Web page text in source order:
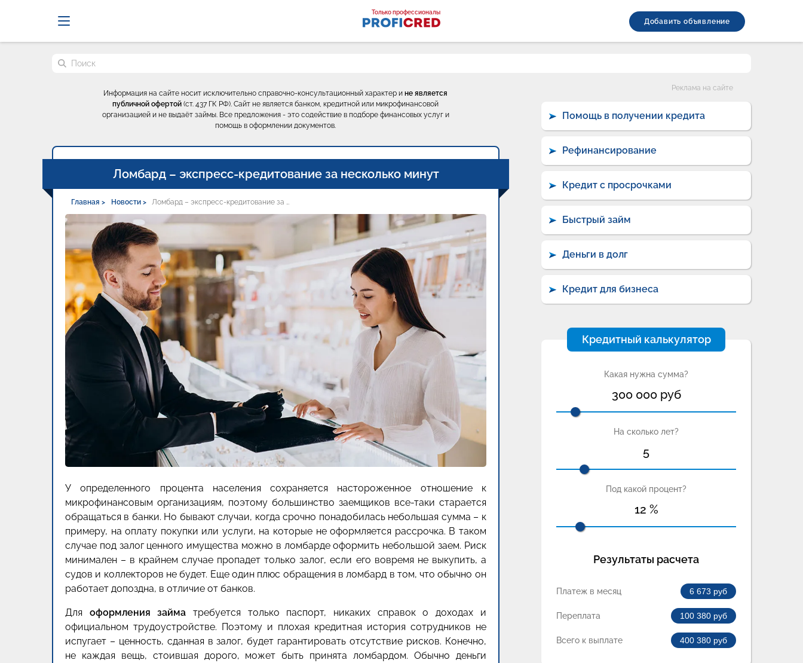
Только профессионалы
Добавить объявление
Поиск по сайту
Информация на сайте носит исключительно справочно-консультационный характер ине является
публичной офертой (ст. 437 ГК РФ). Сайт не является банком, кредитной или микрофинансовой
организацией и не выдаёт займы. Все предложения - это содействие в подборе финансовых услуг и
помощь в оформлении документов.
Ломбард – экспресс-кредитование за несколько минут
Главная > Новости > Ломбард – экспресс-кредитование за …
У определенного процента населения сохраняется настороженное отношение к
микрофинансовым организациям, поэтому большинство заемщиков все-таки старается
обращаться в банки. Но бывают случаи, когда срочно понадобилась небольшая сумма – к
примеру, на оплату покупки или услуги, на которые не оформляется рассрочка. В таком
случае под залог ценного имущества можно в ломбарде оформить небольшой заем. Риск
минимален – в крайнем случае пропадет только залог, если его вовремя не выкупить, а
судов и коллекторов не будет. Еще один плюс обращения в ломбард в том, что обычно он
работает допоздна, в отличие от банков.
Для оформления займа требуется только паспорт, никаких справок о доходах и
официальном трудоустройстве. Поэтому и плохая кредитная история сотрудников не
испугает – ценность, сданная в залог, будет гарантировать отсутствие рисков. Конечно,
не каждая вещь, стоившая дорого, может быть принята ломбардом. Обычно деньги
Реклама на сайте
Помощь в получении кредита
Рефинансирование
Кредит с просрочками
Быстрый займ
Деньги в долг
Кредит для бизнеса
Кредитный калькулятор
Какая нужна сумма?
300 000руб
На сколько лет?
5
Под какой процент?
12 %
Результаты расчета
Платеж в месяц 6 673 руб
Переплата 100 380 руб
Всего к выплате 400 380 руб